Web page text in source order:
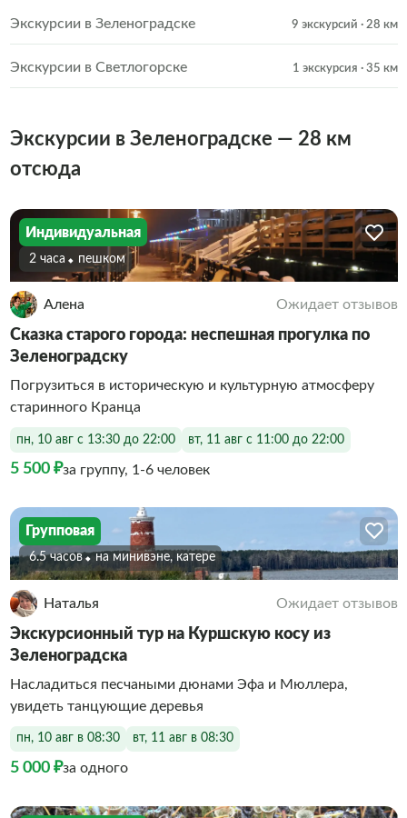
Экскурсии в Зеленоградске 9 экскурсий · 28 км
Экскурсии в Светлогорске 1 экскурсия · 35 км
Экскурсии в Зеленоградске — 28 км
отсюда
Индивидуальная
2 часа Пешком
Алена Ожидает отзывов
Сказка старого города: неспешная прогулка по
Зеленоградску
Погрузиться в историческую и культурную атмосферу
старинного Кранца
пн, 10 авг с 13:30 до 22:00 вт, 11 авг с 11:00 до 22:00
5 500 ₽за группу, 1-6 человек
Групповая
6.5 часов На минивэне, катере
Наталья Ожидает отзывов
Экскурсионный тур на Куршскую косу из
Зеленоградска
Насладиться песчаными дюнами Эфа и Мюллера,
увидеть танцующие деревья
пн, 10 авг в 08:30 вт, 11 авг в 08:30
5 000 ₽за одного